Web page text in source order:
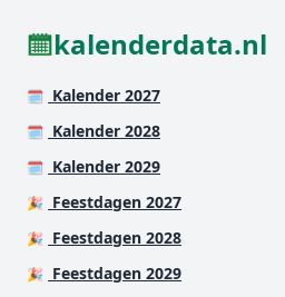
kalenderdata.nl
🗓️ Kalender 2027
🗓️ Kalender 2028
🗓️ Kalender 2029
🎉 Feestdagen 2027
🎉 Feestdagen 2028
🎉 Feestdagen 2029